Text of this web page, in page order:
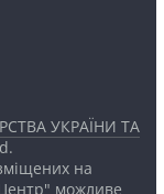
УКРАЇНИ ТА
на
можливе